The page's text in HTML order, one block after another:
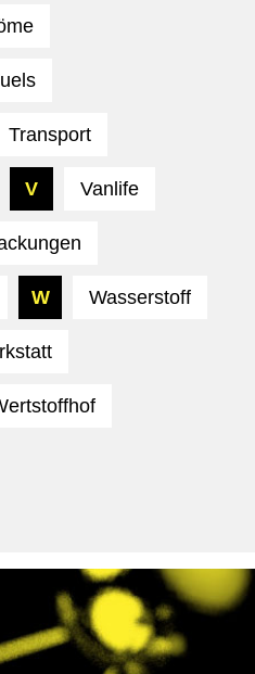
Transport
V Vanlife
W Wasserstoff